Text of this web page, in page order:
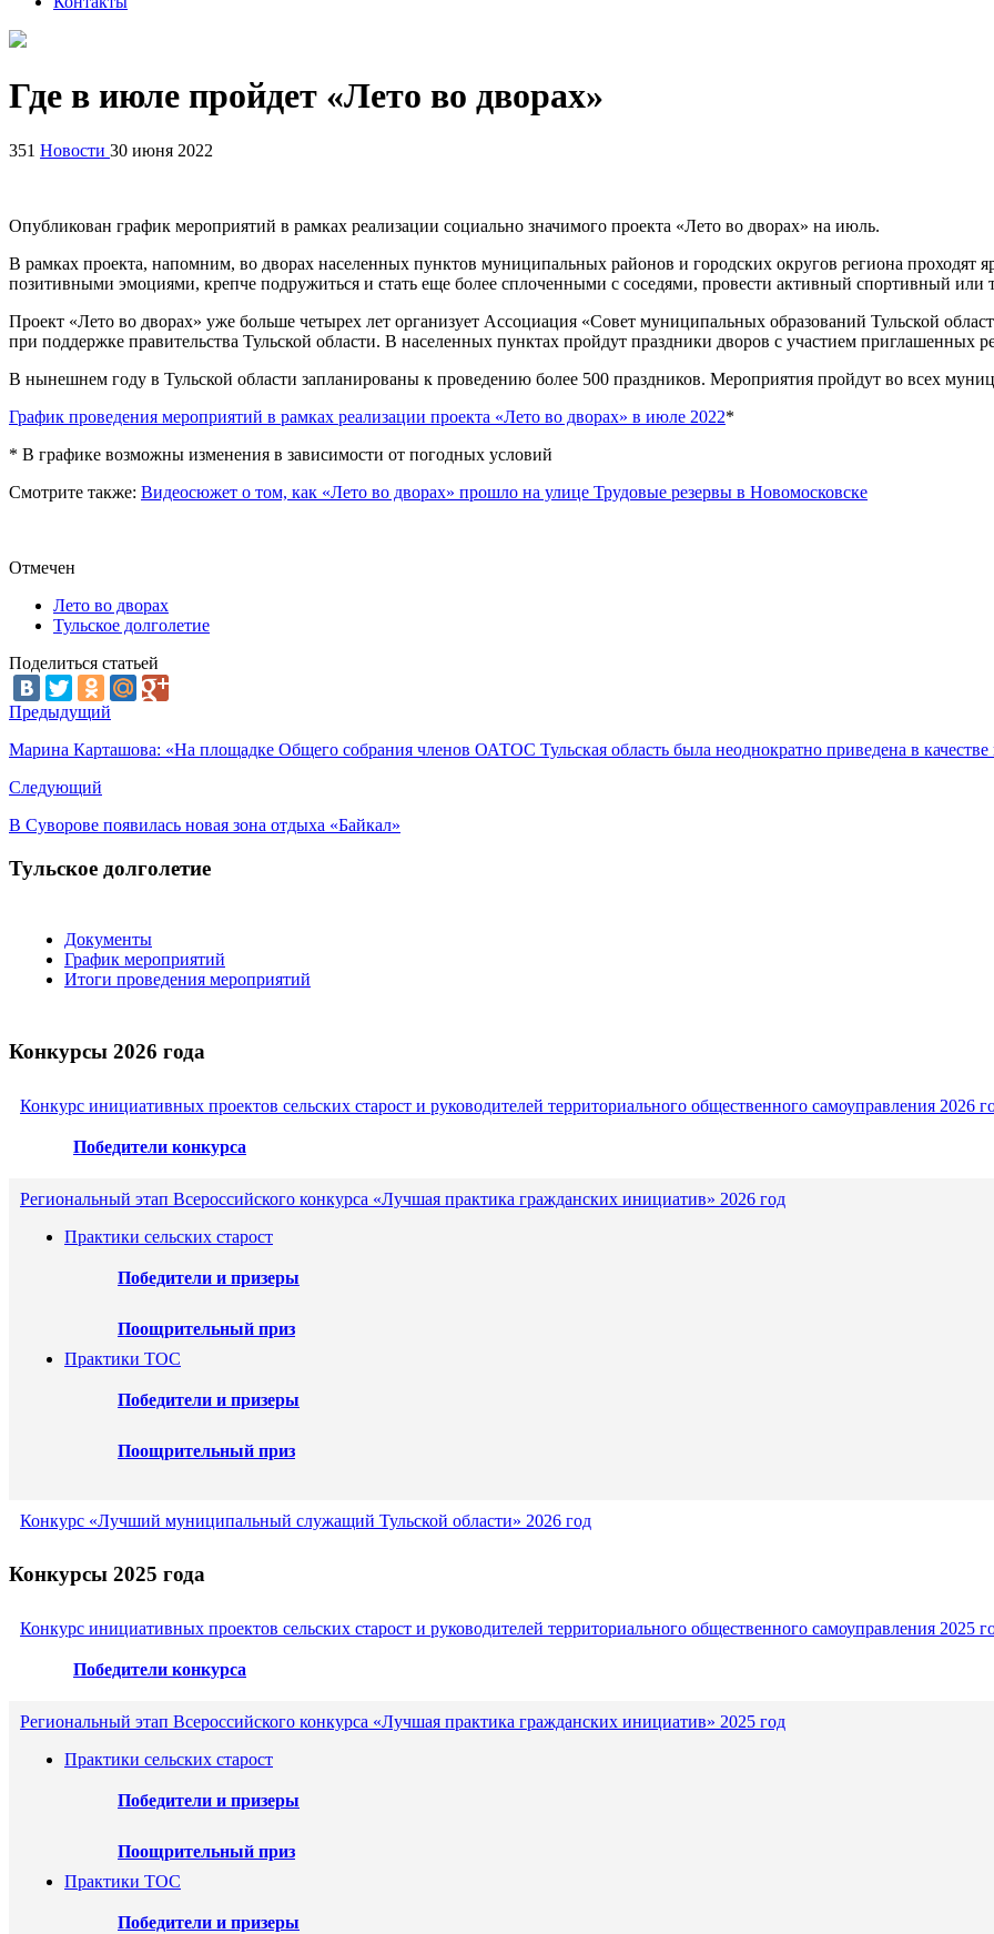
Где в июле пройдет «Лето во дворах»
351 Новости 30 июня 2022
Опубликован график мероприятий в рамках реализации социально значимого проекта «Лето во дворах» на июль.
В рамках проекта, напомним, во дворах населенных пунктов муниципальных районов и городских округов региона проходят
позитивными эмоциями, крепче подружиться и стать еще более сплоченными с соседями, провести активный спортивный или
Проект «Лето во дворах» уже больше четырех лет организует Ассоциация «Совет муниципальных образований Тульской
при поддержке правительства Тульской области. В населенных пунктах пройдут праздники дворов с участием приглашенных
В нынешнем году в Тульской области запланированы к проведению более 500 праздников. Мероприятия пройдут во всех
График проведения мероприятий в рамках реализации проекта «Лето во дворах» в июле 2022*
* В графике возможны изменения в зависимости от погодных условий
Смотрите также: Видеосюжет о том, как «Лето во дворах» прошло на улице Трудовые резервы в Новомосковске
Отмечен
Лето во дворах
Тульское долголетие
Поделиться статьей
Предыдущий
Марина Карташова: «На площадке Общего собрания членов ОАТОС Тульская область была неоднократно приведена в
Следующий
В Суворове появилась новая зона отдыха «Байкал»
Тульское долголетие
Документы
График мероприятий
Итоги проведения мероприятий
Конкурсы 2026 года
Конкурс инициативных проектов сельских старост и руководителей территориального общественного самоуправления 2026
Победители конкурса
Региональный этап Всероссийского конкурса «Лучшая практика гражданских инициатив» 2026 год
Практики сельских старост
Победители и призеры
Поощрительный приз
Практики ТОС
Победители и призеры
Поощрительный приз
Конкурс «Лучший муниципальный служащий Тульской области» 2026 год
Конкурсы 2025 года
Конкурс инициативных проектов сельских старост и руководителей территориального общественного самоуправления 2025
Победители конкурса
Региональный этап Всероссийского конкурса «Лучшая практика гражданских инициатив» 2025 год
Практики сельских старост
Победители и призеры
Поощрительный приз
Практики ТОС
Победители и призеры